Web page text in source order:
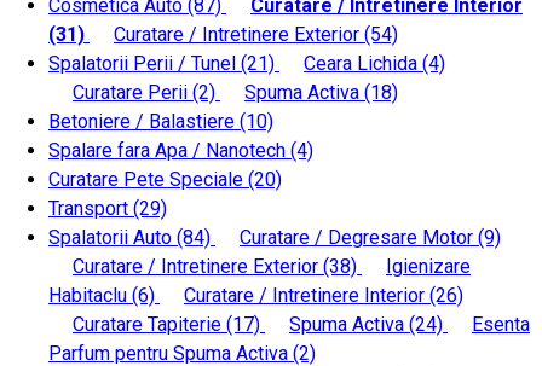
Cosmetica Auto (87)
Curatare / Intretinere Interior
(31)
Curatare / Intretinere Exterior (54)
Spalatorii Perii / Tunel (21) Ceara Lichida (4)
Curatare Perii (2) Spuma Activa (18)
Betoniere / Balastiere (10)
Spalare fara Apa / Nanotech (4)
Curatare Pete Speciale (20)
Transport (29)
Spalatorii Auto (84) Curatare / Degresare Motor (9)
Curatare / Intretinere Exterior (38)
Igienizare
Habitaclu (6) Curatare / Intretinere Interior (26)
Curatare Tapiterie (17) Spuma Activa (24)
Esenta
Parfum pentru Spuma Activa (2)